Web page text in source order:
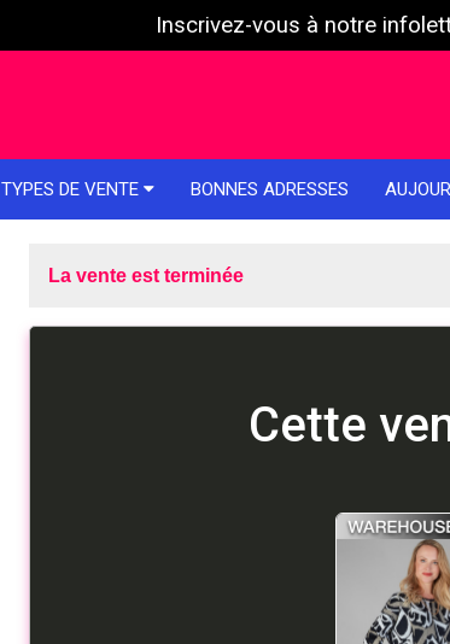
Inscrivez-vous à notre
TYPES DE VENTE BONNES ADRESSES
La vente est terminée
Cette